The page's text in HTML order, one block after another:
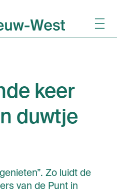
keer
duwtje
Zo luidt de
van de Punt in